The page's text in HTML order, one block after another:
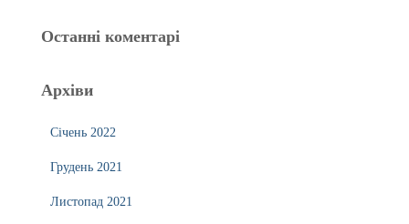
Останні коментарі
Архіви
Січень 2022
Грудень 2021
Листопад 2021